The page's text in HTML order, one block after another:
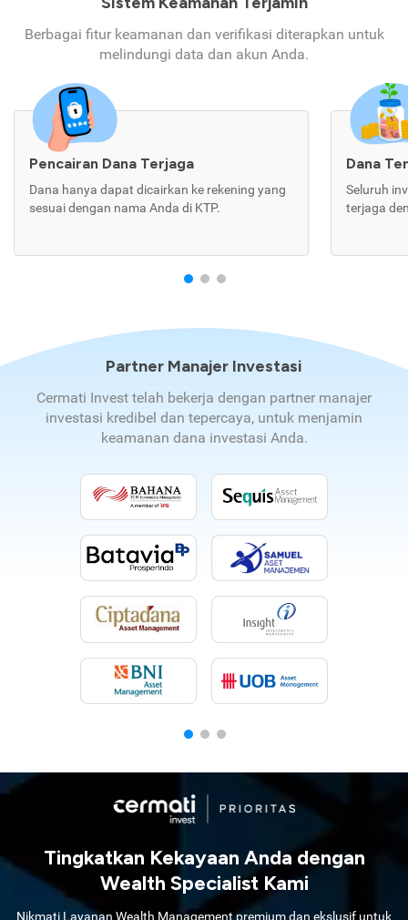
Berbagai fitur keamanan dan verifikasi diterapkan untuk
melindungi data dan akun Anda.
Pencairan Dana Terjaga
Dana hanya dapat dicairkan ke rekening yang
sesuai dengan nama Anda di KTP.
Dana
Seluruh
terjaga
Partner Manajer Investasi
Cermati Invest telah bekerja dengan partner manajer
investasi kredibel dan tepercaya, untuk menjamin
keamanan dana investasi Anda.
Tingkatkan Kekayaan Anda dengan
Wealth Specialist Kami
Nikmati Layanan Wealth Management premium dan ekslusif untuk